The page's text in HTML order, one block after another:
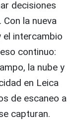
decisiones
la nueva
el intercambio
continuo:
la nube y
en Leica
de escaneo a
capturan.